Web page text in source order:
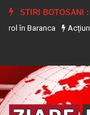
STIRI BOTOSANI :
Acțiune a